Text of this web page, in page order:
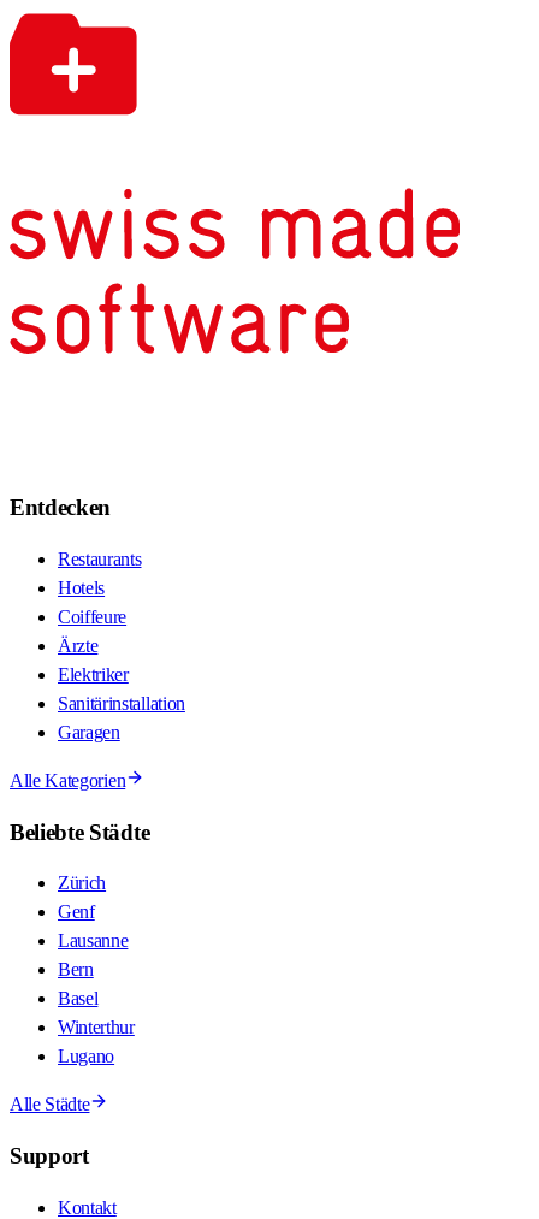
Entdecken
Restaurants
Hotels
Coiffeure
Ärzte
Elektriker
Sanitärinstallation
Garagen
Alle Kategorien
Beliebte Städte
Zürich
Genf
Lausanne
Bern
Basel
Winterthur
Lugano
Alle Städte
Support
Kontakt